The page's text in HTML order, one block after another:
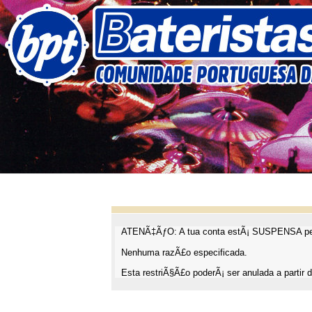
ATENÃ‡ÃƒO: A tua conta estÃ¡ SUSPENSA
Nenhuma razÃ£o especificada.
Esta restriÃ§Ã£o poderÃ¡ ser anulada a partir